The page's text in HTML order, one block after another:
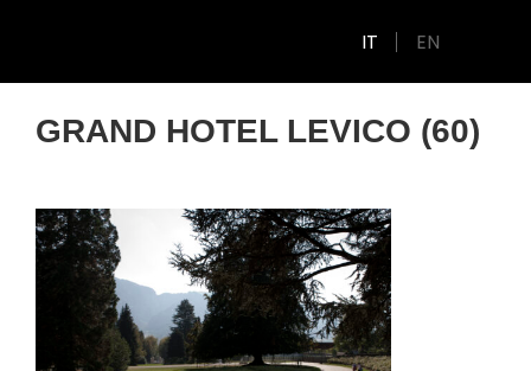
IT EN
GRAND HOTEL LEVICO (60)